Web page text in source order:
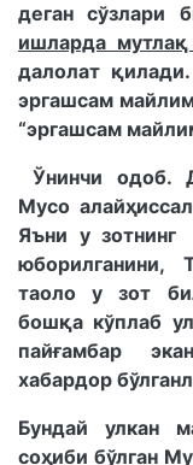
деган сўзлари
ишларда
далолат
эргашсам
“эргашсам
Ўнинчи одоб.
Мусо
Яъни у зотнинг
юборилганини,
таоло у зот
бошқа кўплаб
пайғамбар
хабардор
Бундай улкан
соҳиби бўлган